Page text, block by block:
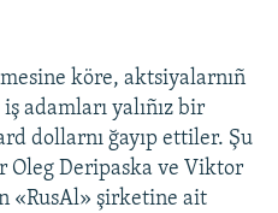
köre, aktsiyalarnıñ
adamları yalıñız bir
dollarnı ğayıp ettiler. Şu
Oleg Deripaska ve Viktor
«RusAl» şirketine ait